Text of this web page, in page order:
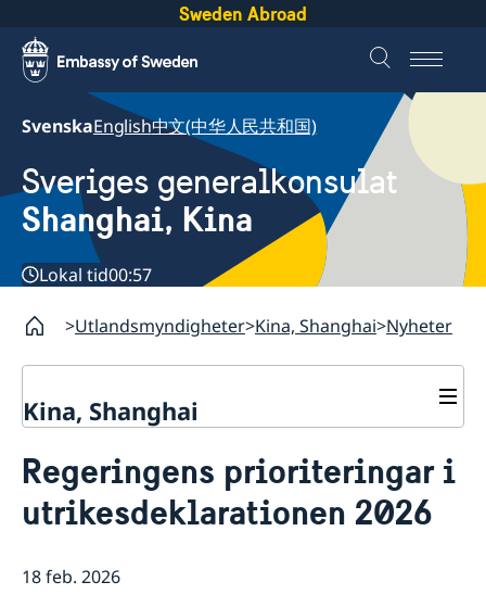
Sweden Abroad
SvenskaEnglish中文(中华人民共和国)
Sveriges generalkonsulat
Shanghai, Kina
Lokal tid00:57
Utlandsmyndigheter Kina, Shanghai Nyheter
Kina, Shanghai
generalkonsulatet
Rösta i Shanghai
Pass och ID-kort
Intyg och apostille
Nyheter
Om generalkonsulatet
Dataskyddspolicy (GDPR)
Regeringens prioriteringar i
utrikesdeklarationen 2026
18 feb. 2026